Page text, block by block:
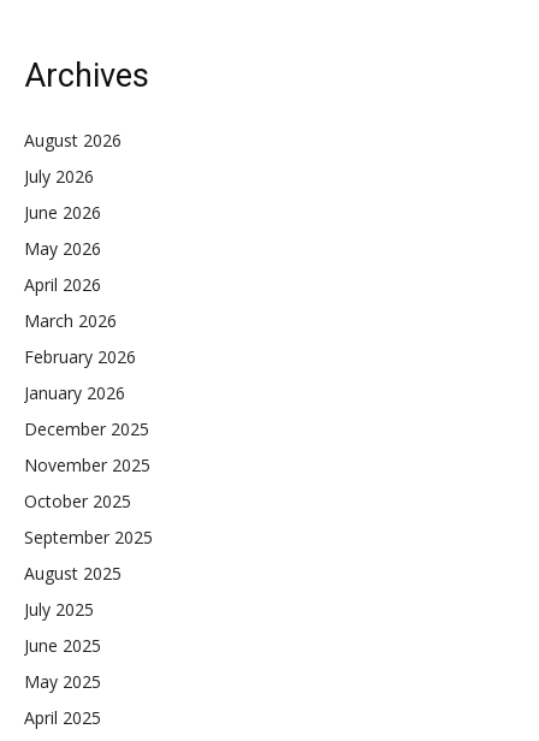
Archives
August 2026
July 2026
June 2026
May 2026
April 2026
March 2026
February 2026
January 2026
December 2025
November 2025
October 2025
September 2025
August 2025
July 2025
June 2025
May 2025
April 2025